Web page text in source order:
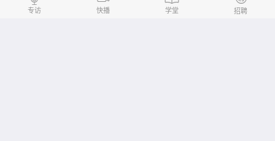
专访 快播 学堂 招聘